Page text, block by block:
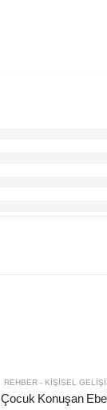
REHBER - KIŞISEL